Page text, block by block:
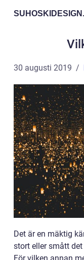
SUHOSKIDESIGN.
30 augusti 2019
Det är en mäktig
stort eller smått